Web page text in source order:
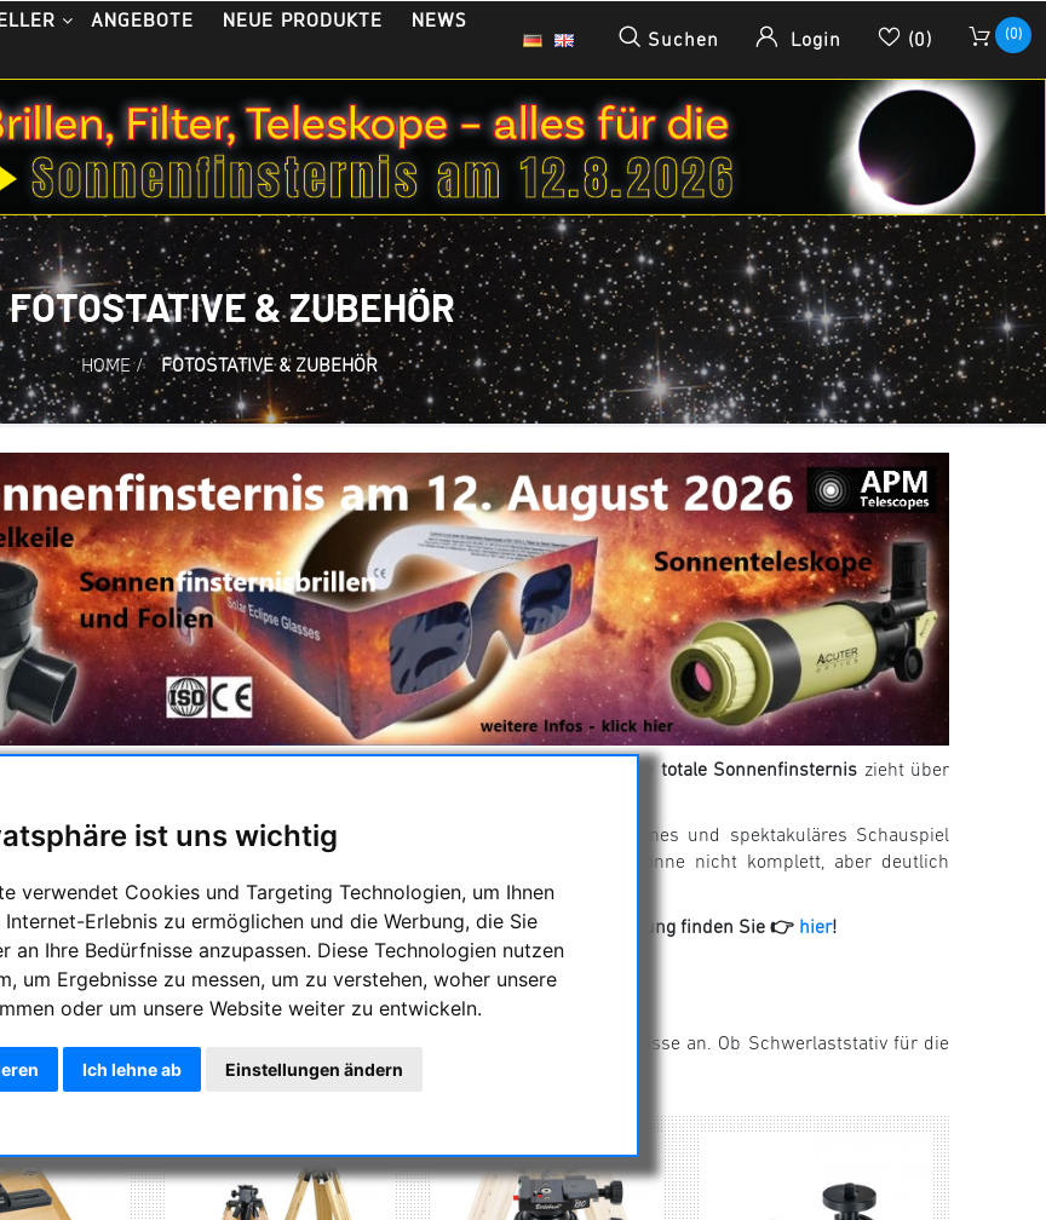
ist uns wichtig
verwendet Cookies und Targeting Technologien, um Ihnen
Internet-Erlebnis zu ermöglichen und die Werbung, die Sie
an Ihre Bedürfnisse anzupassen. Diese Technologien nutzen
um Ergebnisse zu messen, um zu verstehen, woher unsere
oder um unsere Website weiter zu entwickeln.
Ich lehne ab Einstellungen ändern
ANGEBOTE NEUE PRODUKTE
NEWS
Suchen Login (0) (0)
FOTOSTATIVE & ZUBEHÖR
HOME / FOTOSTATIVE & ZUBEHÖR
totale Sonnenfinsternis zieht über
wir einebeeindruckende partielle Finsternis
, die dennoch ein seltenes und spektakuläres Schauspiel
des Mondes. Dadurch wird die Sonne nicht komplett, aber deutlich
.
für eine sichere Beobachtung der Sonnenfinsternis? Eine Zusammenstellung finden Sie 👉 hier!
ein weites Sortiment verschiedener Stative für nahezu jede Belastungsklasse an. Ob Schwerlaststativ für die
oder transpoatables Wanderstativ, Sie finden hier sicher etwas.